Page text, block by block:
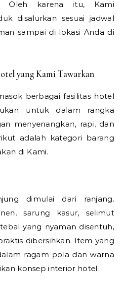
Oleh karena itu, Kami
disalurkan sesuai jadwal
sampai di lokasi Anda di
yang Kami Tawarkan
berbagai fasilitas hotel
untuk dalam rangka
menyenangkan, rapi, dan
adalah kategori barang
di Kami.
dimulai dari ranjang.
sarung kasur, selimut
yang nyaman disentuh,
dibersihkan. Item yang
ragam pola dan warna
konsep interior hotel.